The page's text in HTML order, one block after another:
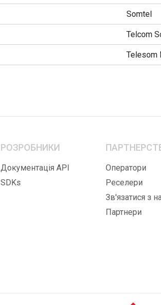
Somtel
Telcom
Telesom
РОЗРОБНИКИ
Документація API
SDKs
Оператори
Реселери
Зв'язатися з
Партнери